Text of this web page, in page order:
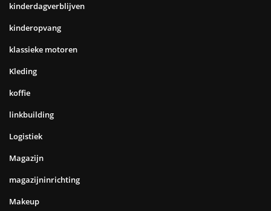
kinderdagverblijven
kinderopvang
klassieke motoren
Kleding
koffie
linkbuilding
Logistiek
Magazijn
magazijninrichting
Makeup